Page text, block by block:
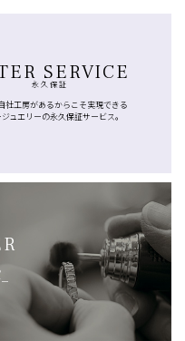
SERVICE
永久保証
社工房があるからこそ実現できる
ュエリーの永久保証サービス。